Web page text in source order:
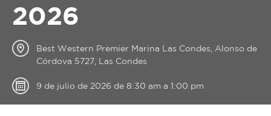
2026
Best Western Premier Marina Las Condes, Alonso de
Córdova 5727, Las Condes
9 de julio de 2026 de 8:30 am a 1:00 pm